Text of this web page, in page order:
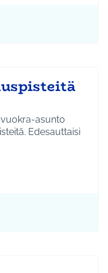
asunto
Edesauttaisi
Infra ja liikenne